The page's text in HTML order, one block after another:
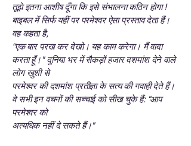
तूझे इतना आशीष दूँगा कि इसे संभालना कठिन होगा !
बाइबल में सिर्फ यहीं पर परमेश्वर ऐसा प्रस्ताव देता हैं।
वह कहता है,
“एक बार परख कर देखो। यह काम करेगा। मैं वादा
करता हूँ।" दुनिया भर में सैकड़ों हजार दशमांश देने वाले
लोग खुशी से
परमेश्वर की दशमांश प्रतीज्ञा के सत्य की गवाही देते हैं।
वे सभी इन वचनों की सच्चाई को सीख चुके हैं: "आप
परमेश्वर को
अत्यधिक नहीं दे सकते हैं।"